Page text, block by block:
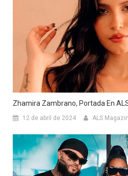
Zhamira Zambrano, Portada En
12 de abril de 2024 ALS